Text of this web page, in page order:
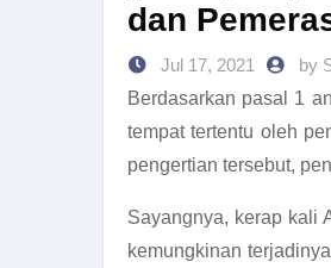
dan
Jul 17, 2021 by
Berdasarkan pasal 1
tempat tertentu oleh
pengertian tersebut,
Sayangnya, kerap kali
kemungkinan